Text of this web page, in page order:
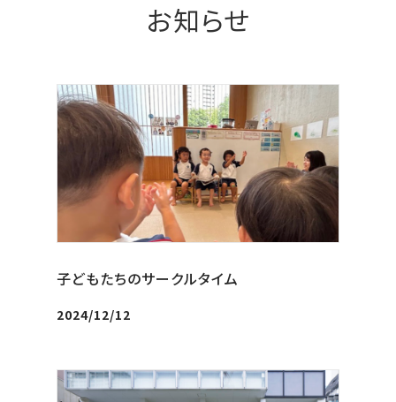
お知らせ
子どもたちのサークルタイム
2024/12/12